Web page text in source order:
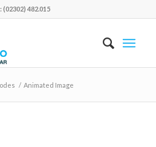
(02302) 482.015
/ Animated Image